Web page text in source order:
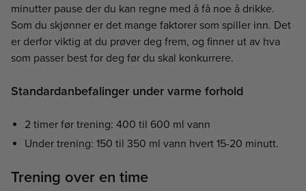
minutter pause der du kan regne med å få noe å drikke.
Som du skjønner er det mange faktorer som spiller inn. Det
er derfor viktig at du prøver deg frem, og ﬁnner ut av hva
som passer best for deg før du skal konkurrere.
Standardanbefalinger under varme forhold
2 timer før trening: 400 til 600 ml vann
Under trening: 150 til 350 ml vann hvert 15-20 minutt.
Trening over en time